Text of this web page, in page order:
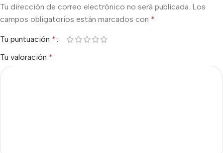
Tu dirección de correo electrónico no será publicada. Los
campos obligatorios están marcados con *
Tu puntuación *
Tu valoración *